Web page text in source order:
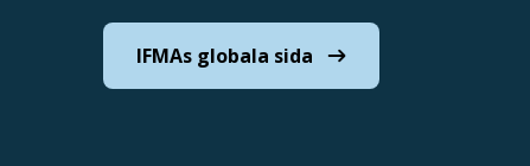
IFMAs globala sida